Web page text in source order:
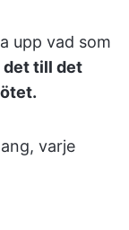
upp vad som
det till det
varje